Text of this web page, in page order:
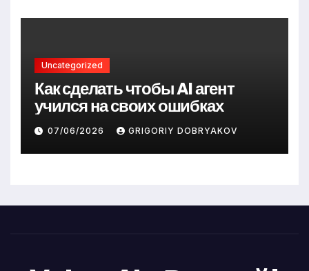
Uncategorized
Как сделать чтобы AI агент
учился на своих ошибках
07/06/2026 GRIGORIY DOBRYAKOV